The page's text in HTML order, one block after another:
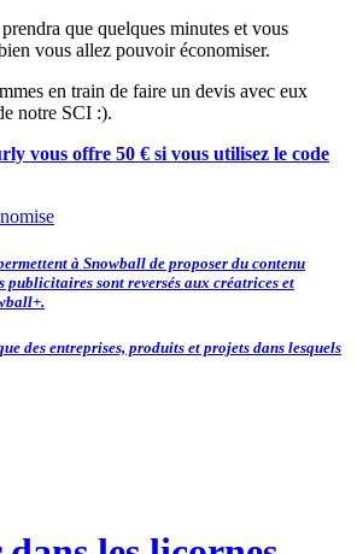
que quelques minutes et vous
vous allez pouvoir économiser.
en train de faire un devis avec eux
notre SCI :).
vous offre 50 € si vous utilisez le code
à Snowball de proposer du contenu
publicitaires sont reversés aux créatrices et
des entreprises, produits et projets dans lesquels